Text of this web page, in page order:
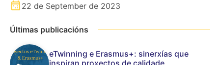
22 de September de 2023
Últimas publicacións
eTwinning e Erasmus+: sinerxías que